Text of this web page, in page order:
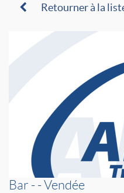
Retourner à la
Bar - - Vendée